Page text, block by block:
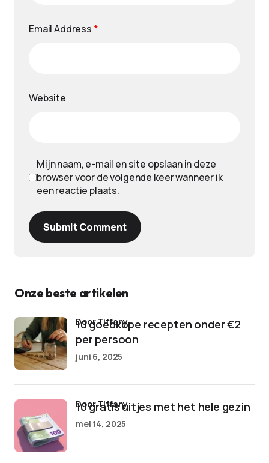
Email Address *
Website
Mijn naam, e-mail en site opslaan in deze
browser voor de volgende keer wanneer ik
een reactie plaats.
Submit Comment
Onze beste artikelen
10 goedkope recepten onder €2
per persoon
door Tiffany
juni 6, 2025
10 gratis uitjes met het hele gezin
door Tiffany
mei 14, 2025